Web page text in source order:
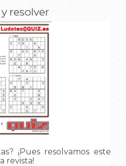
resolver
¡Pues resolvamos este
revista!